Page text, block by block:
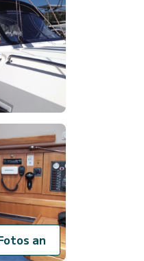
Sehen Sie sich die 17 Fotos an